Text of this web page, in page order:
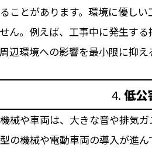
ことがあります。環境に優し
ん。例えば、工事中に発生す
辺環境への影響を最小限に抑え
4. 低公
械や車両は、大きな音や排気
の機械や電動車両の導入が進